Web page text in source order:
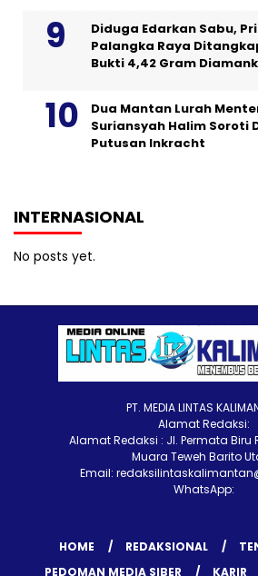
Diduga Edarkan Sabu,
Palangka Raya
Bukti 4,42 Gram
Dua Mantan Lurah
Suriansyah Halim Soroti
Putusan Inkracht
INTERNASIONAL
No posts yet.
PT. MEDIA LINTAS
Alamat Redaksi:
Alamat Redaksi : Jl. Permata Biru
Muara Teweh Barito
Email:
WhatsApp:
HOME REDAKSIONAL
PEDOMAN MEDIA SIBER
KARIR